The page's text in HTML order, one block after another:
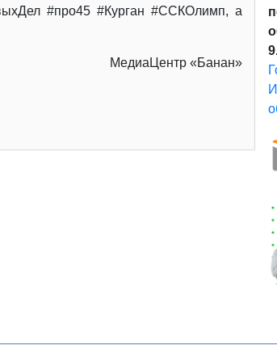
#про45 #Курган #ССКОлимп, а
МедиаЦентр «Банан»